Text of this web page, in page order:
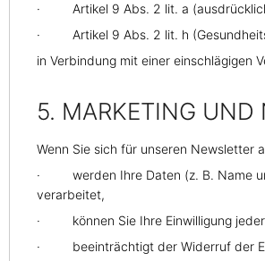
· Artikel 9 Abs. 2 lit. a
· Artikel 9 Abs. 2 lit. h
in Verbindung mit einer einschlägigen
5. MARKETING UND
Wenn Sie sich für unseren Newsletter
· werden Ihre Daten (z. B. Name und
verarbeitet,
· können Sie Ihre Einwilligung
· beeinträchtigt der Widerruf der